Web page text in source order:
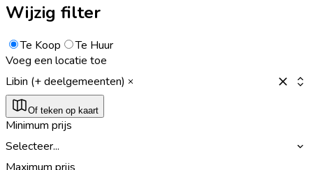
Wijzig filter
Te Koop
Te Huur
Voeg een locatie toe
Libin (+ deelgemeenten)
Of teken op kaart
Minimum prijs
Selecteer...